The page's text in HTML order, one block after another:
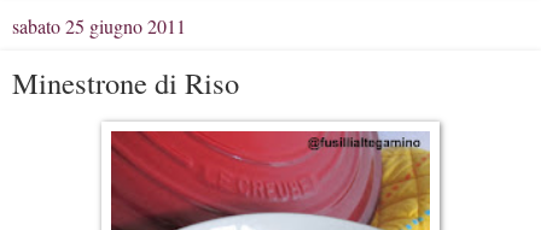
sabato 25 giugno 2011
Minestrone di Riso